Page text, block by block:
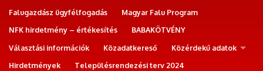
Falugazdász ügyfélfogadás
Magyar Falu Program
NFK hirdetmény – értékesítés
BABAKÖTVÉNY
Választási információk
Közadatkereső
Közérdekű adatok
Hirdetmények
Településrendezési terv 2024